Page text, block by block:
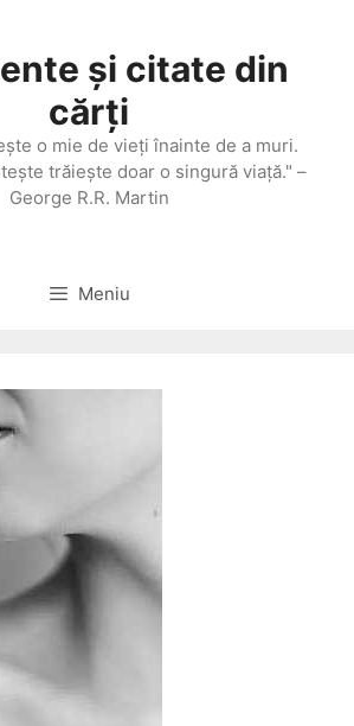
și citate din
cărți
o mie de vieţi înainte de a muri.
trăieşte doar o singură viaţă." –
George R.R. Martin
Meniu